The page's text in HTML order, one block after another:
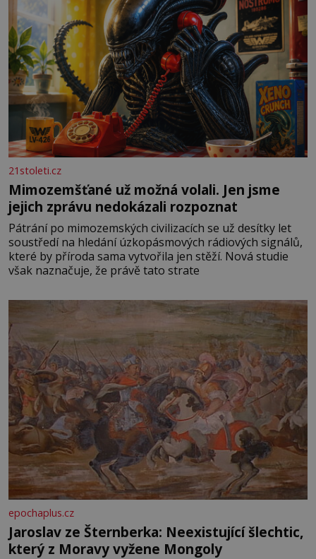
21stoleti.cz
Mimozemšťané už možná volali. Jen jsme
jejich zprávu nedokázali rozpoznat
Pátrání po mimozemských civilizacích se už desítky let
soustředí na hledání úzkopásmových rádiových signálů,
které by příroda sama vytvořila jen stěží. Nová studie
však naznačuje, že právě tato strate
epochaplus.cz
Jaroslav ze Šternberka: Neexistující šlechtic,
který z Moravy vyžene Mongoly